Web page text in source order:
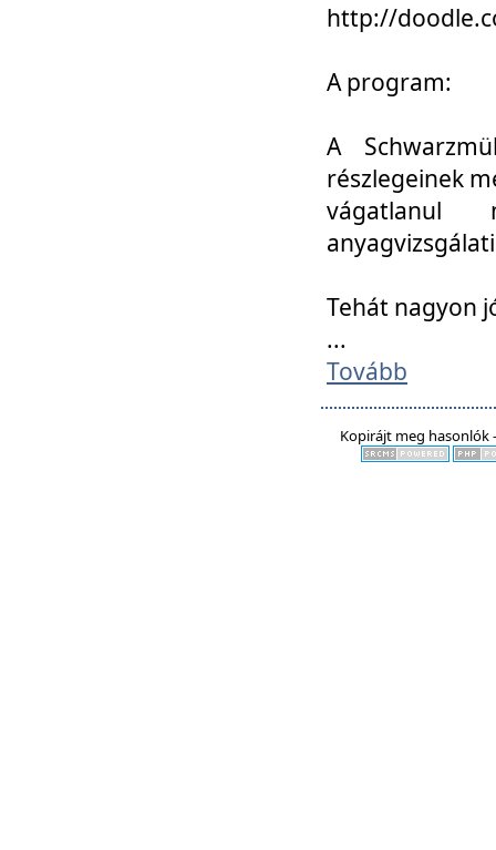
http://
A program:
A
részlegeinek
vágatlanul
Tehát nagyon
...
Tovább
Kopirájt meg hasonlók